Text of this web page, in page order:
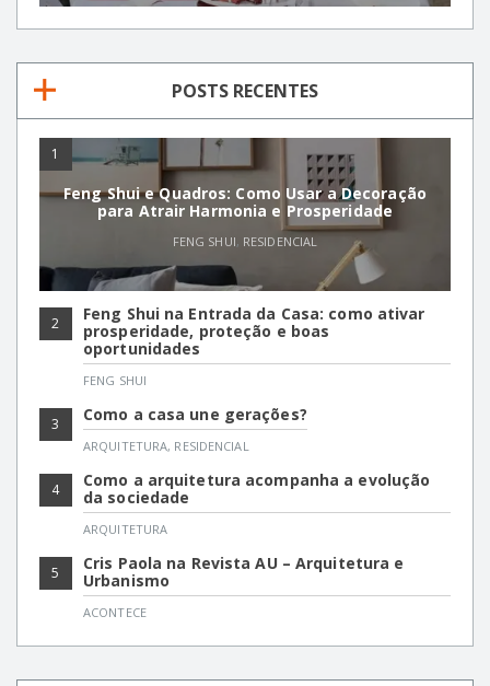
POSTS RECENTES
1
Feng Shui e Quadros: Como Usar a Decoração
para Atrair Harmonia e Prosperidade
FENG SHUI, RESIDENCIAL
2
Feng Shui na Entrada da Casa: como ativar
prosperidade, proteção e boas
oportunidades
FENG SHUI
3 Como a casa une gerações?
ARQUITETURA, RESIDENCIAL
4
Como a arquitetura acompanha a evolução
da sociedade
ARQUITETURA
5
Cris Paola na Revista AU – Arquitetura e
Urbanismo
ACONTECE